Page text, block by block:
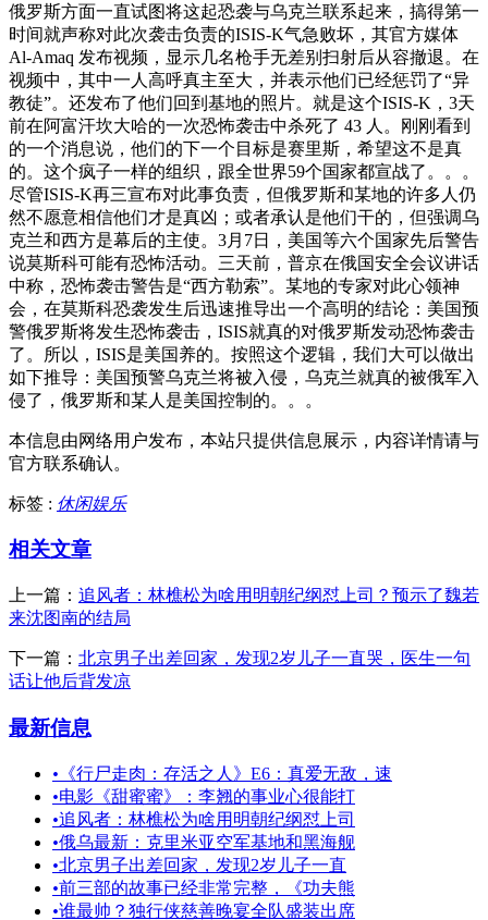
俄罗斯方面一直试图将这起恐袭与乌克兰联系起来，搞得第一
时间就声称对此次袭击负责的ISIS-K气急败坏，其官方媒体
Al-Amaq 发布视频，显示几名枪手无差别扫射后从容撤退。在
视频中，其中一人高呼真主至大，并表示他们已经惩罚了“异
教徒”。还发布了他们回到基地的照片。就是这个ISIS-K，3天
前在阿富汗坎大哈的一次恐怖袭击中杀死了 43 人。刚刚看到
的一个消息说，他们的下一个目标是赛里斯，希望这不是真
的。这个疯子一样的组织，跟全世界59个国家都宣战了。。。
尽管ISIS-K再三宣布对此事负责，但俄罗斯和某地的许多人仍
然不愿意相信他们才是真凶；或者承认是他们干的，但强调乌
克兰和西方是幕后的主使。3月7日，美国等六个国家先后警告
说莫斯科可能有恐怖活动。三天前，普京在俄国安全会议讲话
中称，恐怖袭击警告是“西方勒索”。某地的专家对此心领神
会，在莫斯科恐袭发生后迅速推导出一个高明的结论：美国预
警俄罗斯将发生恐怖袭击，ISIS就真的对俄罗斯发动恐怖袭击
了。所以，ISIS是美国养的。按照这个逻辑，我们大可以做出
如下推导：美国预警乌克兰将被入侵，乌克兰就真的被俄军入
侵了，俄罗斯和某人是美国控制的。。。
本信息由网络用户发布， 本站只提供信息展示，内容详情请与
官方联系确认。
标签 : 休闲娱乐
相关文章
上一篇： 追风者：林樵松为啥用明朝纪纲怼上司？预示了魏若
来沈图南的结局
下一篇： 北京男子出差回家，发现2岁儿子一直哭，医生一句
话让他后背发凉
最新信息
• 《行尸走肉：存活之人》E6：真爱无敌，速
•电影《甜蜜蜜》：李翘的事业心很能打
•追风者：林樵松为啥用明朝纪纲怼上司
•俄乌最新：克里米亚空军基地和黑海舰
•北京男子出差回家，发现2岁儿子一直
•前三部的故事已经非常完整，《功夫熊
•谁最帅？独行侠慈善晚宴全队盛装出席